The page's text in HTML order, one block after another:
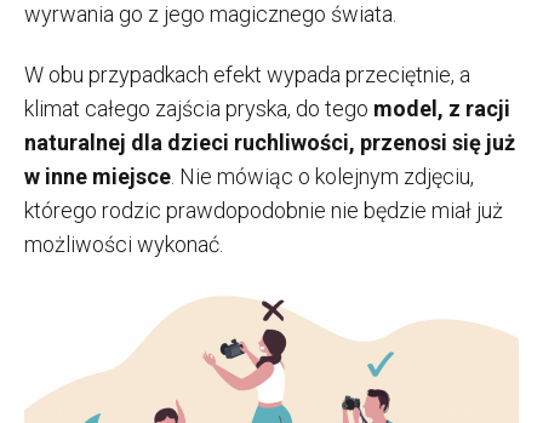
wyrwania go z jego magicznego świata.
W obu przypadkach efekt wypada przeciętnie, a
klimat całego zajścia pryska, do tego model, z racji
naturalnej dla dzieci ruchliwości, przenosi się już
w inne miejsce. Nie mówiąc o kolejnym zdjęciu,
którego rodzic prawdopodobnie nie będzie miał już
możliwości wykonać.